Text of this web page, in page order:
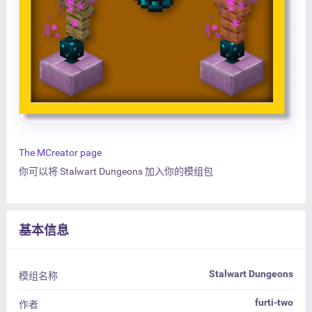
The MCreator page
你可以将 Stalwart Dungeons 加入你的模组包
基本信息
模组名称 Stalwart Dungeons
作者 furti-two